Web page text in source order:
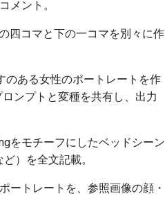
メント。
四コマと下の一コマを別々に作
のある女性のポートレートを作
ンプトと変種を共有し、出力
をモチーフにしたベッドシーン
）を全文記載。
ートレートを、参照画像の顔・